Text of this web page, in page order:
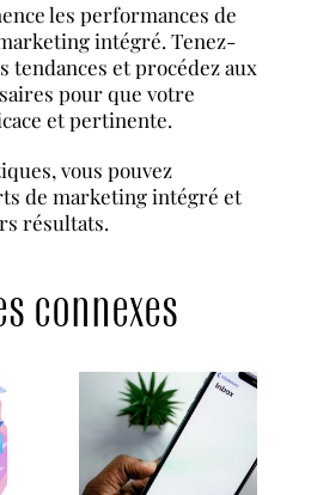
les performances de
intégré. Tenez-
tendances et procédez aux
pour que votre
et pertinente.
vous pouvez
de marketing intégré et
résultats.
connexes